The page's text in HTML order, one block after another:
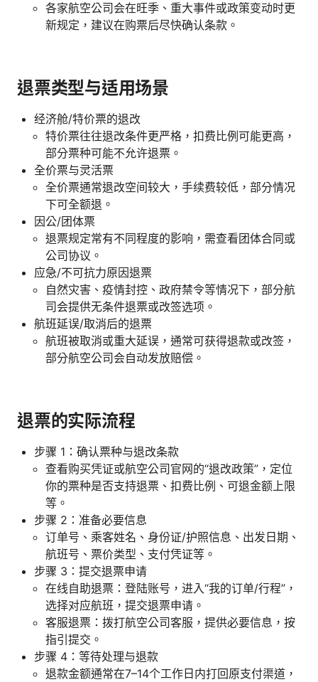
各家航空公司会在旺季、重大事件或政策变动时更
新规定，建议在购票后尽快确认条款。
退票类型与适用场景
经济舱/特价票的退改
特价票往往退改条件更严格，扣费比例可能更高，
部分票种可能不允许退票。
全价票与灵活票
全价票通常退改空间较大，手续费较低，部分情况
下可全额退。
因公/团体票
退票规定常有不同程度的影响，需查看团体合同或
公司协议。
应急/不可抗力原因退票
自然灾害、疫情封控、政府禁令等情况下，部分航
司会提供无条件退票或改签选项。
航班延误/取消后的退票
航班被取消或重大延误，通常可获得退款或改签，
部分航空公司会自动发放赔偿。
退票的实际流程
步骤 1：确认票种与退改条款
查看购买凭证或航空公司官网的“退改政策”，定位
你的票种是否支持退票、扣费比例、可退金额上限
等。
步骤 2：准备必要信息
订单号、乘客姓名、身份证/护照信息、出发日期、
航班号、票价类型、支付凭证等。
步骤 3：提交退票申请
在线自助退票：登陆账号，进入“我的订单/行程”，
选择对应航班，提交退票申请。
客服退票：拨打航空公司客服，提供必要信息，按
指引提交。
步骤 4：等待处理与退款
退款金额通常在7–14个工作日内打回原支付渠道，